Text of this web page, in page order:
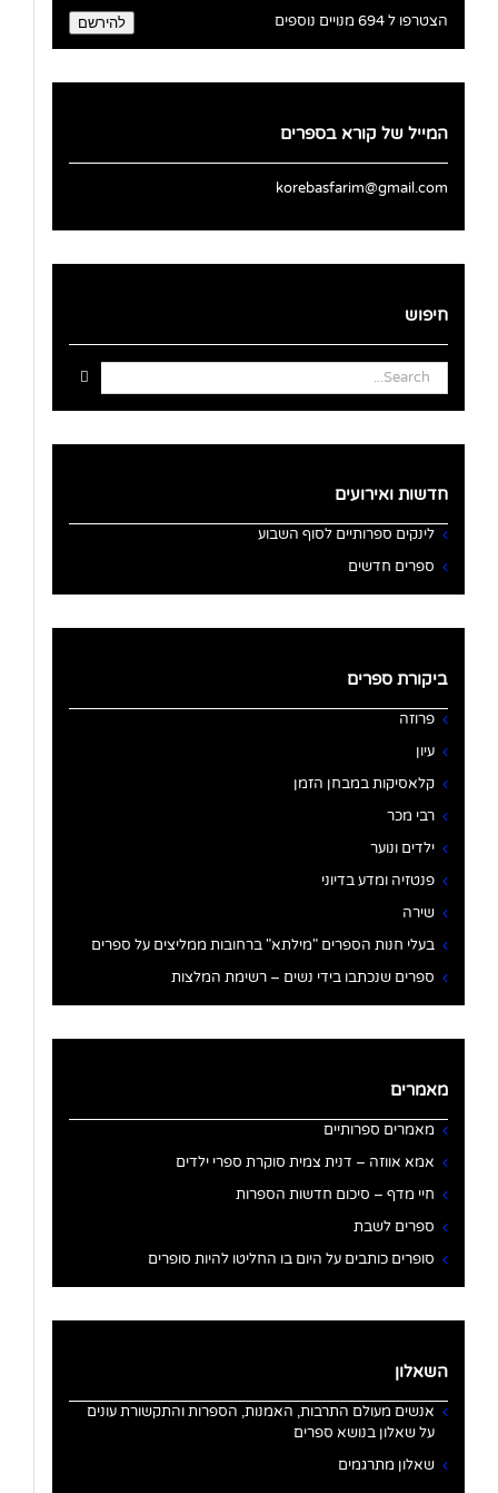
אלקטרוני
להירשם הצטרפו ל 694 מנויים נוספים
המייל של קורא בספרים
korebasfarim@gmail.com
חיפוש
Search
for:
חדשות ואירועים
לינקים ספרותיים לסוף השבוע
ספרים חדשים
ביקורת ספרים
פרוזה
עיון
קלאסיקות במבחן הזמן
רבי מכר
ילדים ונוער
פנטזיה ומדע בדיוני
שירה
בעלי חנות הספרים "מילתא" ברחובות ממליצים על ספרים
ספרים שנכתבו בידי נשים – רשימת המלצות
מאמרים
מאמרים ספרותיים
אמא אווזה – דנית צמית סוקרת ספרי ילדים
חיי מדף – סיכום חדשות הספרות
ספרים לשבת
סופרים כותבים על היום בו החליטו להיות סופרים
השאלון
אנשים מעולם התרבות, האמנות, הספרות והתקשורת עונים
על שאלון בנושא ספרים
שאלון מתרגמים